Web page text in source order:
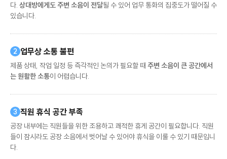
다. 상대방에게도 주변 소음이 전달될 수 있어 업무 통화의 집중도가 떨어질 수
있습니다.
2 업무상 소통 불편
제품 상태, 작업 일정 등 즉각적인 논의가 필요할 때 주변 소음이 큰 공간에서
는 원활한 소통이 어렵습니다.
3 직원 휴식 공간 부족
공장 내부에는 직원들을 위한 조용하고 쾌적한 휴게 공간이 필요합니다. 직원
들이 잠시라도 공장 소음에서 벗어날 수 있어야 휴식을 이룰 수 있기 때문입니
다.